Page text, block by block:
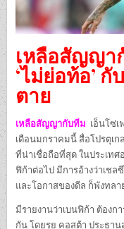
เหลือสัญญา
‘ไม่ย่อท้อ’
ตาย
เหลือสัญญากับทีม เอ็นโซ่
เดือนมกราคมนี้ สื่อโปรตุเก
ที่น่าเชื่อถือที่สุด ในประเทศ
ฟิก้าต่อไป มีการอ้างว่าเช
และโอกาสของดีล ก็พังทลา
มีรายงานว่าเบนฟิก้า ต้องก
กัน โดยรุย คอสต้า ประธาน